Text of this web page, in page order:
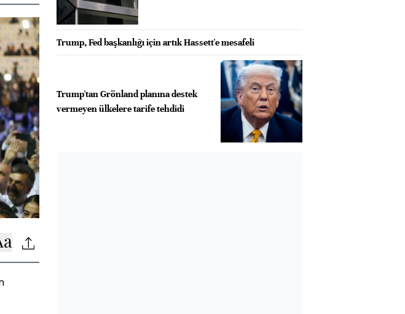
Trump, Fed başkanlığı için artık Hassett'e mesafeli
Trump'tan Grönland planına destek
vermeyen ülkelere tarife tehdidi